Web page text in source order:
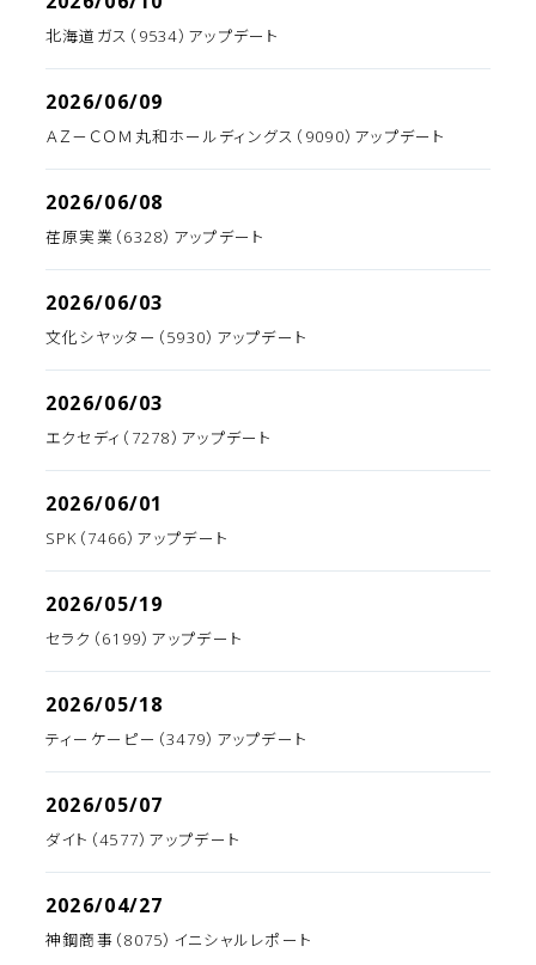
北海道ガス（9534）アップデート
2026/06/09
ＡＺ－ＣＯＭ丸和ホールディングス（9090）アップデート
2026/06/08
荏原実業（6328）アップデート
2026/06/03
文化シヤッター（5930）アップデート
2026/06/03
エクセディ（7278）アップデート
2026/06/01
SPK（7466）アップデート
2026/05/19
セラク（6199）アップデート
2026/05/18
ティーケーピー（3479）アップデート
2026/05/07
ダイト（4577）アップデート
2026/04/27
神鋼商事（8075）イニシャルレポート